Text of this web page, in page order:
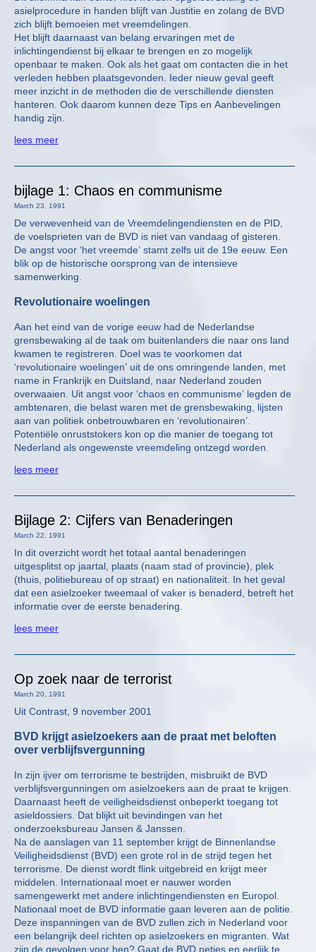
asielprocedure in handen blijft van Justitie en zolang de BVD
zich blijft bemoeien met vreemdelingen.
Het blijft daarnaast van belang ervaringen met de
inlichtingendienst bij elkaar te brengen en zo mogelijk
openbaar te maken. Ook als het gaat om contacten die in het
verleden hebben plaatsgevonden. Ieder nieuw geval geeft
meer inzicht in de methoden die de verschillende diensten
hanteren. Ook daarom kunnen deze Tips en Aanbevelingen
handig zijn.
lees meer
bijlage 1: Chaos en communisme
March 23, 1991
De verwevenheid van de Vreemdelingendiensten en de PID,
de voelsprieten van de BVD is niet van vandaag of gisteren.
De angst voor ‘het vreemde’ stamt zelfs uit de 19e eeuw. Een
blik op de historische oorsprong van de intensieve
samenwerking.
Revolutionaire woelingen
Aan het eind van de vorige eeuw had de Nederlandse
grensbewaking al de taak om buitenlanders die naar ons land
kwamen te registreren. Doel was te voorkomen dat
‘revolutionaire woelingen’ uit de ons omringende landen, met
name in Frankrijk en Duitsland, naar Nederland zouden
overwaaien. Uit angst voor ‘chaos en communisme’ legden de
ambtenaren, die belast waren met de grensbewaking, lijsten
aan van politiek onbetrouwbaren en ‘revolutionairen’.
Potentiële onruststokers kon op die manier de toegang tot
Nederland als ongewenste vreemdeling ontzegd worden.
lees meer
Bijlage 2: Cijfers van Benaderingen
March 22, 1991
In dit overzicht wordt het totaal aantal benaderingen
uitgesplitst op jaartal, plaats (naam stad of provincie), plek
(thuis, politiebureau of op straat) en nationaliteit. In het geval
dat een asielzoeker tweemaal of vaker is benaderd, betreft het
informatie over de eerste benadering.
lees meer
Op zoek naar de terrorist
March 20, 1991
Uit Contrast, 9 november 2001
BVD krijgt asielzoekers aan de praat met beloften
over verblijfsvergunning
In zijn ijver om terrorisme te bestrijden, misbruikt de BVD
verblijfsvergunningen om asielzoekers aan de praat te krijgen.
Daarnaast heeft de veiligheidsdienst onbeperkt toegang tot
asieldossiers. Dat blijkt uit bevindingen van het
onderzoeksbureau Jansen & Janssen.
Na de aanslagen van 11 september krijgt de Binnenlandse
Veiligheidsdienst (BVD) een grote rol in de strijd tegen het
terrorisme. De dienst wordt flink uitgebreid en krijgt meer
middelen. Internationaal moet er nauwer worden
samengewerkt met andere inlichtingendiensten en Europol.
Nationaal moet de BVD informatie gaan leveren aan de politie.
Deze inspanningen van de BVD zullen zich in Nederland voor
een belangrijk deel richten op asielzoekers en migranten. Wat
zijn de gevolgen voor hen? Gaat de BVD netjes en eerlijk te